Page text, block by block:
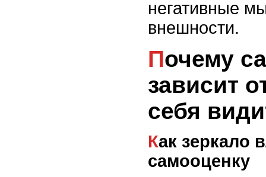
негативные
внешности.
Почему самооценка
зависит
себя
Как зеркало влияет на
самооценку